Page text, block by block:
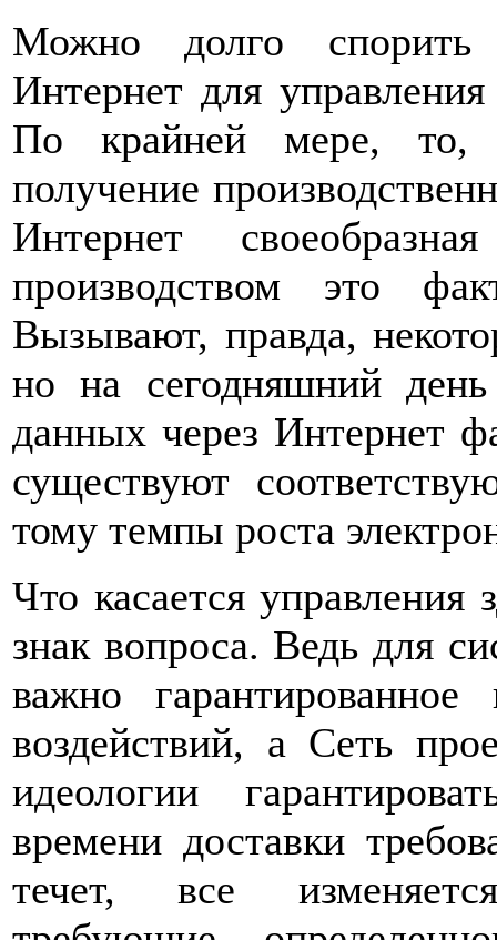
Можно долго спорить
Интернет для
По крайней мере, то,
получение
Интернет
производством это
Вызывают, правда,
но на сегодняшний день
данных через Интернет
существуют
тому темпы роста
Что касается
знак вопроса. Ведь для
важно
воздействий, а Сеть
идеологии
времени доставки
течет, все